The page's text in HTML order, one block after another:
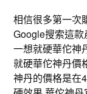
相信很多第一次
Google搜索這
一想就硬華佗神
就硬華佗神丹價
神丹的價格是在